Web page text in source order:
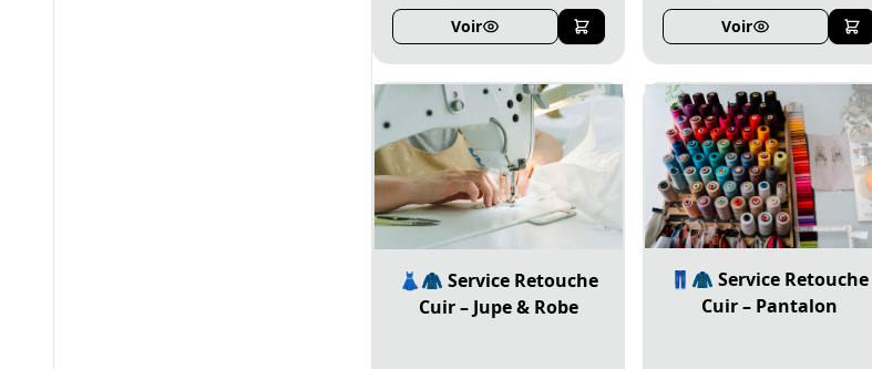
Voir
Voir
👗🧥 Service Retouche
Cuir – Jupe & Robe
👖🧥 Service Retouche
Cuir – Pantalon